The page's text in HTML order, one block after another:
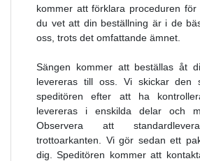
kommer att förklara proceduren
du vet att din beställning är i de
oss, trots det omfattande ämnet.
Sängen kommer att beställas åt
levereras till oss. Vi skickar den
speditören efter att ha
levereras i enskilda delar och
Observera att
trottoarkanten. Vi gör sedan ett
dig. Speditören kommer att